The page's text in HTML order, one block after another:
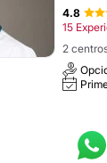
4.8
15
2